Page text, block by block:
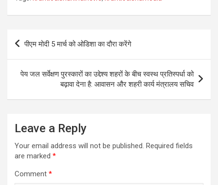
Post
navigation
पीएम मोदी 5 मार्च को ओडिशा का दौरा करेंगे
पेय जल सर्वेक्षण पुरस्कारों का उद्देश्य शहरों के बीच स्वस्थ प्रतिस्पर्धा को
बढ़ावा देना है: आवासन और शहरी कार्य मंत्रालय सचिव
Leave a Reply
Your email address will not be published. Required fields
are marked *
Comment *